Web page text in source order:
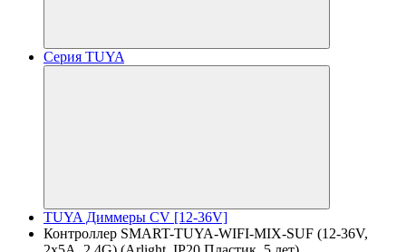
Серия TUYA
TUYA Диммеры CV [12-36V]
Контроллер SMART-TUYA-WIFI-MIX-SUF (12-36V,